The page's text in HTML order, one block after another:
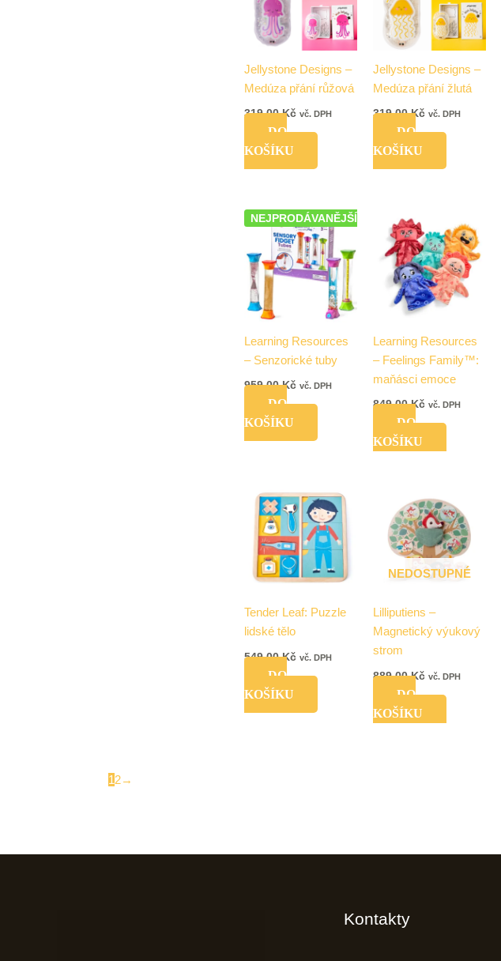
Jellystone Designs –
Medúza přání růžová
319,00Kč vč. DPH
DO
KOŠÍKU
Jellystone Designs –
Medúza přání žlutá
319,00Kč vč. DPH
DO
KOŠÍKU
NEJPRODÁVANĚJŠÍ
Learning Resources
– Senzorické tuby
959,00Kč vč. DPH
DO
KOŠÍKU
Learning Resources
– Feelings Family™:
maňásci emoce
849,00Kč vč. DPH
DO
KOŠÍKU
Tender Leaf: Puzzle
lidské tělo
549,00Kč vč. DPH
DO
KOŠÍKU
NEDOSTUPNÉ
Lilliputiens –
Magnetický výukový
strom
889,00Kč vč. DPH
DO
KOŠÍKU
12→
Kontakty